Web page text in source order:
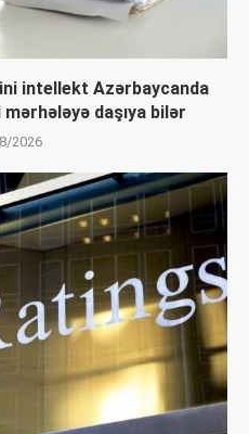
intellekt Azərbaycanda
daşıya bilər
2026